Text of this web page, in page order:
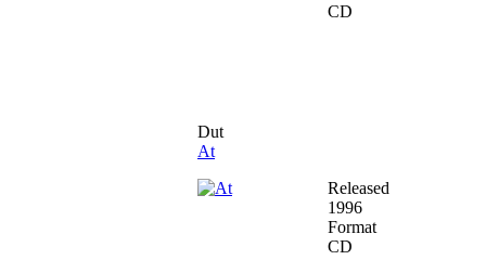
CD
Dut
At
Released
1996
Format
CD